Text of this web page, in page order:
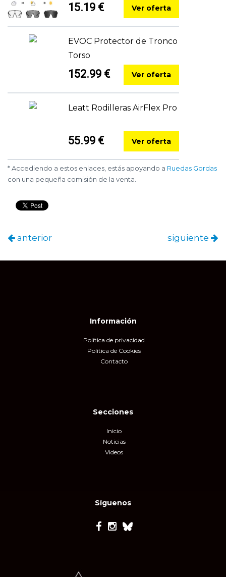
15.19 € Ver oferta
EVOC Protector de Tronco
Torso
152.99 € Ver oferta
Leatt Rodilleras AirFlex Pro
55.99 € Ver oferta
* Accediendo a estos enlaces, estás apoyando a Ruedas Gordas
con una pequeña comisión de la venta.
anterior siguiente
Información
Política de privacidad
Política de Cookies
Contacto
Síguenos
Secciones
Inicio
Noticias
Videos